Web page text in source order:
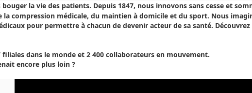
la vie des patients. Depuis 1847, nous innovons sans cesse et
la compression médicale, du maintien à domicile et du sport. Nous
pour permettre à chacun de devenir acteur de sa santé.
filiales dans le monde et 2 400 collaborateurs en mouvement.
encore plus loin ?